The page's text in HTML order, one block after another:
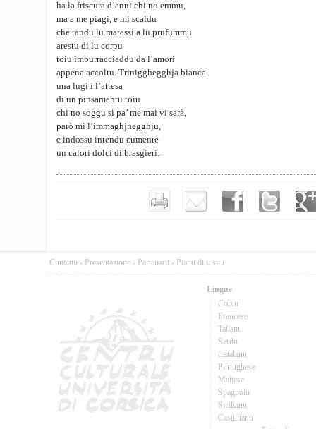
ha la friscura d’anni chi no emmu,
ma a me piagi, e mi scaldu
che tandu lu matessi a lu prufummu
arestu di lu corpu
toiu imburracciaddu da l’amori
appena accoltu. Trinigghegghja bianca
una lugi i l’attesa
di un pinsamentu toiu
chi no soggu si pa’ me mai vi sarà,
parò mi l’immaghjnegghju,
e indossu intendu cumente
un calori dolci di brasgieri.
Cuntattu - Presentazione - Partenarii - Pianu di u situ
Lingue
Corsu
Francese
Talianu
Sardu
Catalanu
Purtughese
Maltese
Spagnolu
Sicilianu
Castillianu